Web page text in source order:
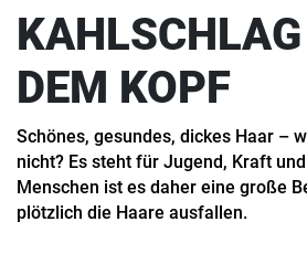
DEM KOPF
Schönes, gesundes, dickes Haar –
nicht? Es steht für Jugend, Kraft
Menschen ist es daher eine große
plötzlich die Haare ausfallen.